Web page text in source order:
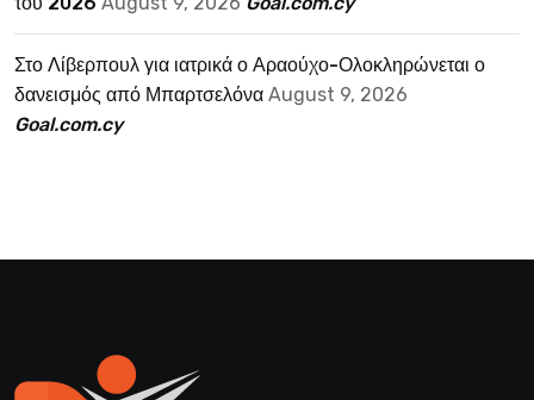
Στο Λίβερπουλ για ιατρικά ο Αραούχο-Ολοκληρώνεται ο
δανεισμός από Μπαρτσελόνα August 9, 2026
Goal.com.cy